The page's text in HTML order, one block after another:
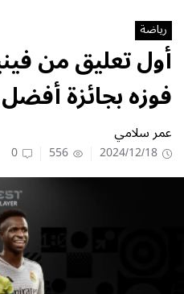
رياضة
أول تعليق من
فوزه بجائزة
عمر سلامي
2024/12/18
556
0